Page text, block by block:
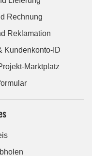
Rechnung
Reklamation
Kundenkonto-ID
Marktplatz